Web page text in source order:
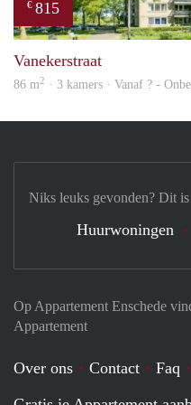
€ 815
Vanekerstraat
86 m2 · 3 kamers · Vanaf ? -
Op Appartement Enschede
Appartement
Over ons Contact Faq
Niks leuks gevonden? Dit is
Huurwoningen